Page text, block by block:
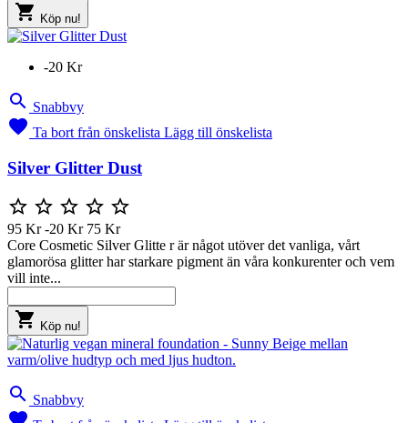
 Köp nu!
-20 Kr
 Snabbvy
 Ta bort från önskelista Lägg till önskelista
Silver Glitter Dust
    
95 Kr -20 Kr 75 Kr
Core Cosmetic Silver Glitte r är något utöver det vanliga, vårt
glamorösa glitter har starkare pigment än våra konkurenter och vem
vill inte...
 Köp nu!
 Snabbvy